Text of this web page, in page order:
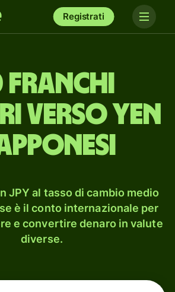
Registrati
franchi
verso yen
JPY al tasso di cambio medio
è il conto internazionale per
e convertire denaro in valute
diverse.